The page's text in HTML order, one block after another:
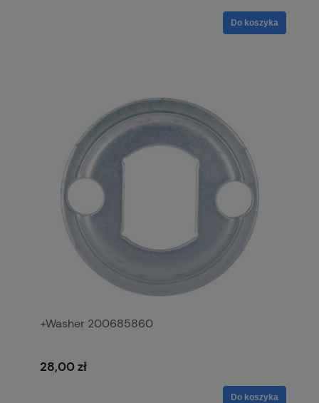
Do koszyka
+Washer 200685860
28,00 zł
Do koszyka